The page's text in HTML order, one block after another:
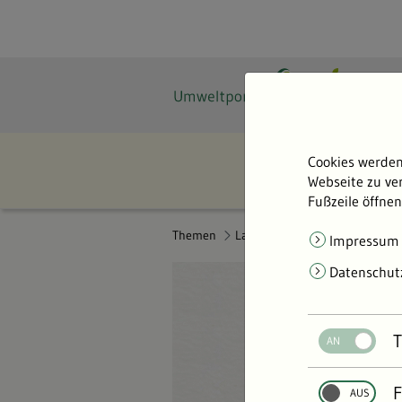
Themen Land- & Forstwirtschaft
Cookies
Webseite zu
Fußzeile
Impressum